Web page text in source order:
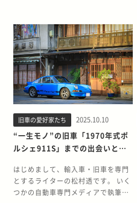
所有していたことはいまでも覚えて
います。 幼少期の頃からドイツ車に
ご興味が？ そうですね。クルマとい
えばドイツ車でした。高校生くらい
になると、モノマガジンやBeginと
いったライフスタイル系の雑誌を読
むようになり、ここでもドイツ製品
の作り込みの良さに惹かれるように
なっていきましたね。 18歳になって
運転免許を取得後、最初に手に入れ
た愛車はフォルクスワーゲン ゴルフ
2 CLI(AT)でした。実はミニクーパ
パジェロにも興味があったんです
が、親戚の叔父さんのクルマ屋に下
取りで入ってきたゴルフ2を手に入
いたころにはすでにクルマ好きでし
た。幼少期に住んでいた地域の周辺
はマイカーを所有している人が少な
くて、基本的に電車やバスで移動し
ていたんです。 それだけに、クルマ
に対する憧れが強かったのだと思い
ます。 中学生になると、友だちと話
すことはクルマやバイク、そして音
楽(ロック)が中心でした。当時、ク
ルマだと街道レーサーが絶頂期で、
音楽ではヴァン・ヘイレンやチー
プ・トリック、ディープ・パープル
が人気でした。 同時期にブームとな
ったスーパーカーに熱狂していたの
は、私より下の世代の方たちでした
愛する方々の「そうそう、あるあ
る」をお伝えしていきたいと思って
います。 3回目となる今回は、人生
の半分もの時間をともに過ごしたオ
ーナーと、その愛車の物語をお届け
します。 また本企画である、決して
手放すつもりのない愛車と「もしも
考えてみます。 オーナープロフィー
ル ひでぼーさん。年齢は50歳、職業
は会社員です。 所有するクルマは、
2000年式トヨタ チェイサー ツアラ
ーV(JZX100型)です。所有歴は25
年、オドメーター上はおよそ18.8万
キロです。 2000年に新古車で購入
旧車の愛好家たち 2025.10.10
“一生モノ”の旧車「1970年式ポ
ルシェ911S」までの出会いと愛
はじめまして、輸入車・旧車を専門
とするライターの松村透です。 いく
つかの自動車専門メディアで執筆し